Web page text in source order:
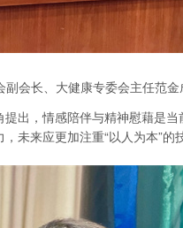
副会长、大健康专委会主任范金
出，情感陪伴与精神慰藉是
未来应更加注重“以人为本”的